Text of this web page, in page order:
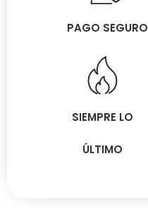
PAGO SEGURO
SIEMPRE LO
ÚLTIMO